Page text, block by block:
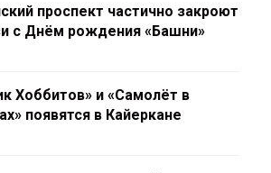
проспект частично закроют
с Днём рождения «Башни»
Хоббитов» и «Самолёт в
появятся в Кайеркане